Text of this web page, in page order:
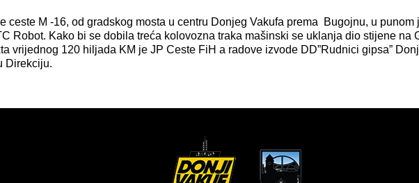
ceste M -16, od gradskog mosta u centru Donjeg Vakufa prema
Bugojnu, u punom
Robot. Kako bi se dobila treća kolovozna traka mašinski se uklanja dio stijene na
vrijednog 120 hiljada KM je JP Ceste FiH a radove izvode DD”Rudnici gipsa”
Direkciju.